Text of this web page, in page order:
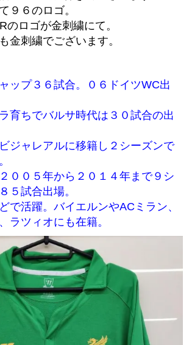
９６のロゴ。
のロゴが金刺繍にて。
金刺繍でございます。
ップ３６試合。０６ドイツWC出
育ちでバルサ時代は３０試合の出
ジャレアルに移籍し２シーズンで
００５年から２０１４年まで９シ
５試合出場。
で活躍。バイエルンやACミラン、
ラツィオにも在籍。